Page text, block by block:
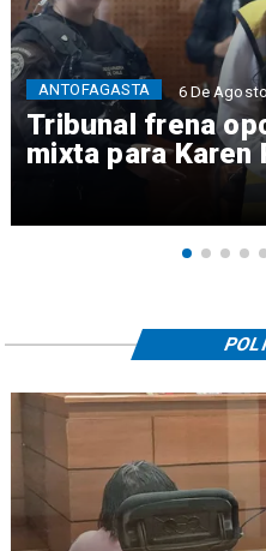
Tribunal frena
mixta para Karen
ANTOFAGASTA 6 De